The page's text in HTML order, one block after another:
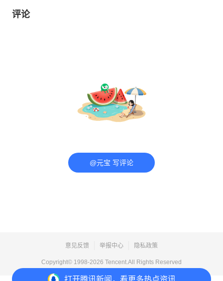
打开腾讯新闻，看更多热点资讯
评论
@元宝 写评论
意见反馈 举报中心 隐私政策
Copyright© 1998-2026 Tencent.All Rights Reserved